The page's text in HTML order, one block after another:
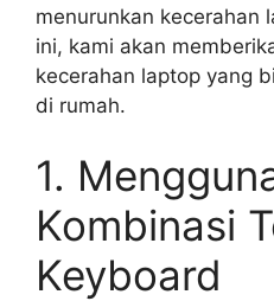
menurunkan kecerahan
ini, kami akan
kecerahan laptop yang
di rumah.
1.
Kombinasi
Keyboard